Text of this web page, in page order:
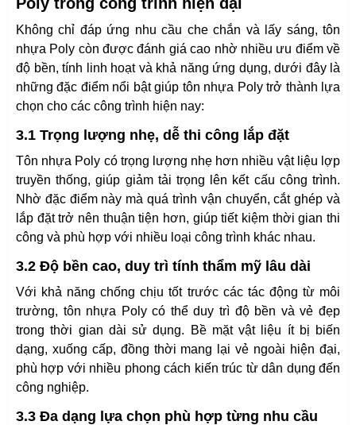
Không chỉ đáp ứng nhu cầu che chắn và lấy sáng, tôn
nhựa Poly còn được đánh giá cao nhờ nhiều ưu điểm về
độ bền, tính linh hoạt và khả năng ứng dụng, dưới đây là
những đặc điểm nổi bật giúp tôn nhựa Poly trở thành lựa
chọn cho các công trình hiện nay:
3.1 Trọng lượng nhẹ, dễ thi công lắp đặt
Tôn nhựa Poly có trọng lượng nhẹ hơn nhiều vật liệu lợp
truyền thống, giúp giảm tải trọng lên kết cấu công trình.
Nhờ đặc điểm này mà quá trình vận chuyển, cắt ghép và
lắp đặt trở nên thuận tiện hơn, giúp tiết kiệm thời gian thi
công và phù hợp với nhiều loại công trình khác nhau.
3.2 Độ bền cao, duy trì tính thẩm mỹ lâu dài
Với khả năng chống chịu tốt trước các tác động từ môi
trường, tôn nhựa Poly có thể duy trì độ bền và vẻ đẹp
trong thời gian dài sử dụng. Bề mặt vật liệu ít bị biến
dạng, xuống cấp, đồng thời mang lại vẻ ngoài hiện đại,
phù hợp với nhiều phong cách kiến trúc từ dân dụng đến
công nghiệp.
3.3 Đa dạng lựa chọn phù hợp từng nhu cầu